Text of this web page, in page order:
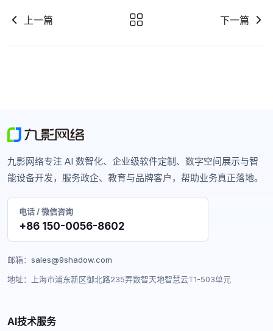
上一篇 下一篇
九影网络专注 AI 数智化、企业级软件定制、数字空间展示与智
能设备开发，服务政企、教育与品牌客户，帮助业务真正落地。
电话 / 微信咨询
+86 150-0056-8602
邮箱： sales@9shadow.com
地址：上海市浦东新区御北路235弄数智天地智慧云T1-503单元
AI技术服务